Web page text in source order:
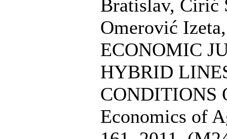
Bratislav, Ćirić
Omerović
ECONOMIC
HYBRID
CONDITIONS
Economics of